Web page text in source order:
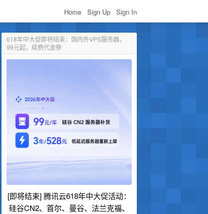
Home Sign Up Sign In
618年中大促即将结束：国内外VPS服务器，
99元起，续费代金券
[即将结束] 腾讯云618年中大促活动：
硅谷CN2、首尔、曼谷、法兰克福、